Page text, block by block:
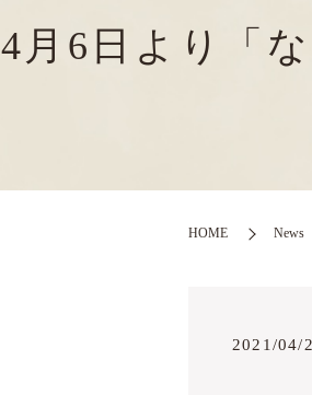
4月6日より「
HOME News
2021/04/